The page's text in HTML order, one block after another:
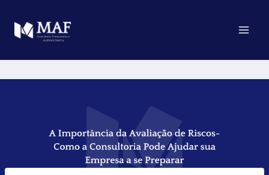
para
Conteúdo